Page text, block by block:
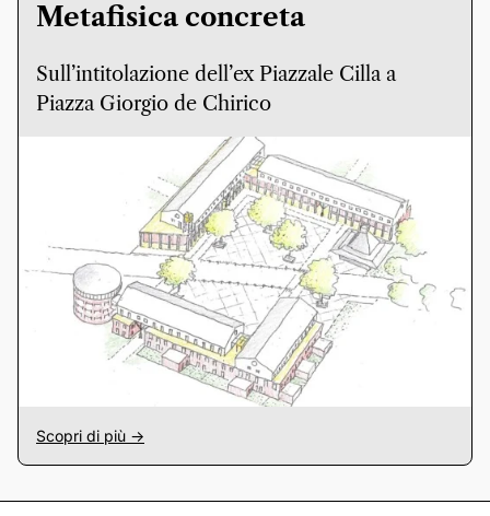
Metafisica concreta
Sull’intitolazione dell’ex Piazzale Cilla a
Piazza Giorgio de Chirico
Scopri di più ->